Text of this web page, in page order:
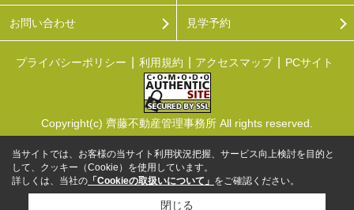
お問い合わせ 見学予約
プライバシーポリシー 利用規約 アクセスマップ PCサイト
Copyright(c) 齊藤不動産管理事務所 All rights reserved.
当サイトでは、お客様の当サイト利用状況把握、サービス向上検討を目的と
して、クッキー（Cookie）を使用しています。
詳しくは、当社の 「Cookieの取扱いについて」 をご確認ください。
閉じる